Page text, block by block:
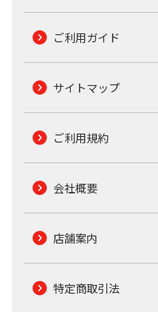
ご利用ガイド
サイトマップ
ご利用規約
会社概要
店舗案内
特定商取引法